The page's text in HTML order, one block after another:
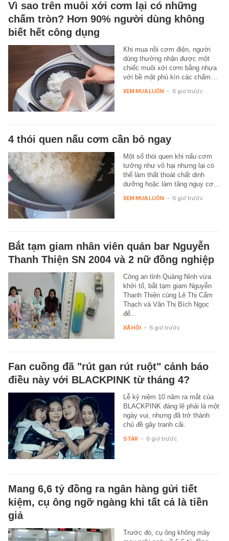
Vì sao trên muôi xới cơm lại có những
chấm tròn? Hơn 90% người dùng không
biết hết công dụng
Khi mua nồi cơm điện, người
dùng thường nhận được một
chiếc muôi xới cơm bằng nhựa
với bề mặt phủ kín các chấm…
XEM MUA LUÔN - 6 giờ trước
4 thói quen nấu cơm cần bỏ ngay
Một số thói quen khi nấu cơm
tưởng như vô hại nhưng lại có
thể làm thất thoát chất dinh
dưỡng hoặc làm tăng nguy cơ…
XEM MUA LUÔN - 6 giờ trước
Bắt tạm giam nhân viên quán bar Nguyễn
Thanh Thiện SN 2004 và 2 nữ đồng nghiệp
Công an tỉnh Quảng Ninh vừa
khởi tố, bắt tạm giam Nguyễn
Thanh Thiện cùng Lê Thị Cẩm
Thạch và Văn Thị Bích Ngọc
để…
XÃ HỘI - 6 giờ trước
Fan cuồng đã "rút gan rút ruột" cảnh báo
điều này với BLACKPINK từ tháng 4?
Lễ kỷ niệm 10 năm ra mắt của
BLACKPINK đáng lẽ phải là một
ngày vui, nhưng đã trở thành
chủ đề gây tranh cãi.
STAR - 6 giờ trước
Mang 6,6 tỷ đồng ra ngân hàng gửi tiết
kiệm, cụ ông ngỡ ngàng khi tất cả là tiền
giả
Trước đó, cụ ông không mảy